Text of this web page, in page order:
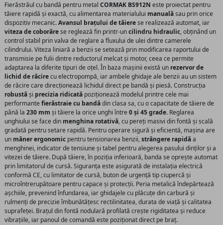
Fierăstrăul cu bandă pentru metal CORMAK BS912N este proiectat pentru
tăiere rapidă și exactă, cu alimentarea materialului manualăsau prin orice
dispozitiv mecanic.Avansul brațului de tăierese realizează automat, iar
viteza de coborârese reglează fin printr-uncilindru hidraulic, obținând un
control stabil prin valva de reglare a fluxului de ulei dintre camerele
cilindrului. Viteza liniară a benzii se setează prin modificarea raportului de
transmisie pe fulii dintre reductorul melcat și motor, ceea ce permite
adaptarea la diferite tipuri de oțel. În baza mașinii există un rezervor de
lichid de răcirecu electropompă, iar ambele ghidaje ale benzii au un sistem
de răcire care direcționează lichidul direct pe bandă și piesă. Construcția
robustăși precizia ridicată poziționează modelul printre cele mai
performante fierăstraie cu bandădin clasa sa, cu o capacitate de tăiere de
până la 230 mm și tăiere la orice unghi între 0 și 45 grade. Reglarea
unghiului se face din menghina rotativă, cu pereți masivi din fontă și scală
gradată pentru setare rapidă. Pentru operare sigură și eficientă, mașina are
un mâner ergonomic pentru tensionarea benzii,strângere rapidăa
menghinei, indicator de tensiune și tabel pentru alegerea pasului dinților și a
vitezei de tăiere. După tăiere, în poziția inferioară, banda se oprește automat
prin limitatorul de cursă. Siguranța este asigurată de instalația electrică
conformă CE, cu limitator de cursă, buton de urgență tip ciupercă și
microîntrerupătoare pentru capace și protecții. Peria metalică îndepărtează
așchiile, prevenind înfundarea, iar ghidajele cu plăcuțe din carbură și
rulmenți de precizie îmbunătățesc rectilinitatea, durata de viață și calitatea
suprafeței. Brațul din fontă nodulară profilată crește rigiditatea și reduce
vibrațiile, iar panoul de comandă este poziționat direct pe braț.